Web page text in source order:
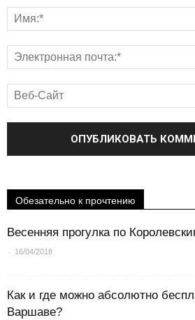
Обезательно к прочтению
Весенняя прогулка по
- 16/04/2018
Как и где можно абсолютно
Варшаве?